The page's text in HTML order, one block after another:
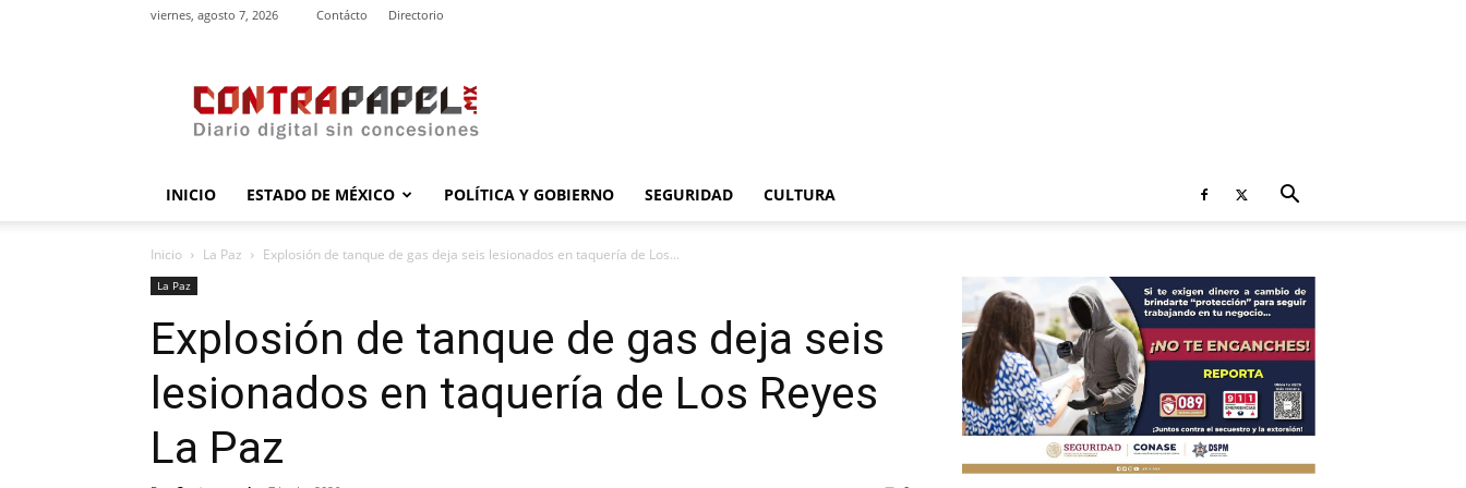
viernes, agosto 7, 2026 Contácto Directorio
INICIO ESTADO DE MÉXICO POLÍTICA Y GOBIERNO SEGURIDAD CULTURA
Inicio La Paz Explosión de tanque de gas deja seis lesionados en taquería de Los...
La Paz
Explosión de tanque de gas deja seis
lesionados en taquería de Los Reyes
La Paz